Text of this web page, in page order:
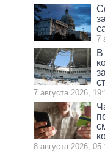
7
В
7 августа 2026,
8 августа 2026,